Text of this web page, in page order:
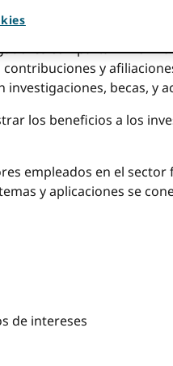
impulsar publicaciones
utilizar su influencia
compartan
y
becas, y
los beneficios a los
empleados en el sector
y aplicaciones se
de intereses